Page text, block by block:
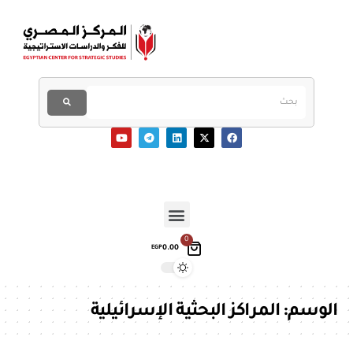
0
EGP0.00
الوسم:المراكز البحثية الإسرائيلية